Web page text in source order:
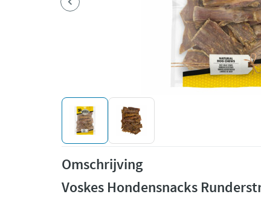
Omschrijving
Voskes Hondensnacks